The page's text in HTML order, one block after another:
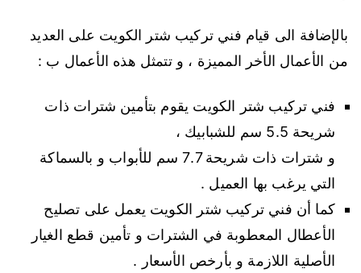
بالإضافة الى قيام فني تركيب شتر الكويت على العديد
من الأعمال الأخر المميزة ، و تتمثل هذه الأعمال ب :
فني تركيب شتر الكويت يقوم بتأمين شترات ذات
شريحة 5.5 سم للشبابيك ،
و شترات ذات شريحة 7.7 سم للأبواب و بالسماكة
التي يرغب بها العميل .
كما أن فني تركيب شتر الكويت يعمل على تصليح
الأعطال المعطوبة في الشترات و تأمين قطع الغيار
الأصلية اللازمة و بأرخص الأسعار .